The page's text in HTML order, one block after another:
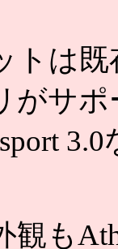
は既
がサ
も